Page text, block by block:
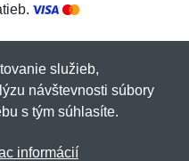
s vami)Netnakup.sk
služieb,
návštevnosti súbory
s tým súhlasíte.
informácií